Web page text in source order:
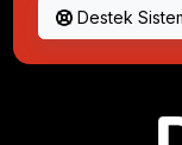
Destek